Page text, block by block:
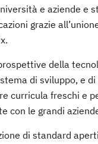
e aziende e
grazie
della
di sviluppo, e
curricula freschi e
con le grandi
di standard